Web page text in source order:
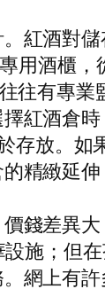
紅酒對
用酒櫃
往有專
紅酒倉
存放。
精緻延伸
錢差異
施；但
網上有